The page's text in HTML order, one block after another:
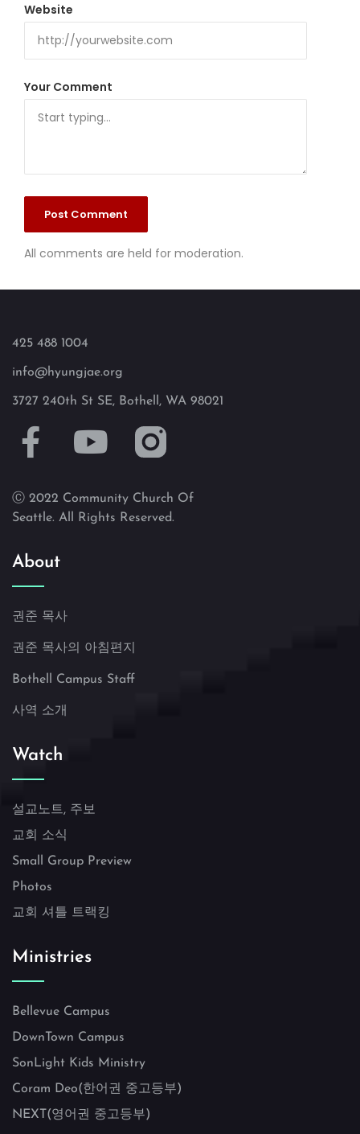
Your Comment
All comments are held for moderation.
Website
425 488 1004
info@hyungjae.org
3727 240th St SE, Bothell, WA 98021
Ⓒ 2022 Community Church Of
Seattle. All Rights Reserved.
About
권준 목사
권준 목사의 아침편지
Bothell Campus Staff
사역 소개
Watch
설교노트, 주보
교회 소식
Small Group Preview
Photos
교회 셔틀 트랙킹
Ministries
Bellevue Campus
DownTown Campus
SonLight Kids Ministry
Coram Deo(한어권 중고등부)
NEXT(영어권 중고등부)